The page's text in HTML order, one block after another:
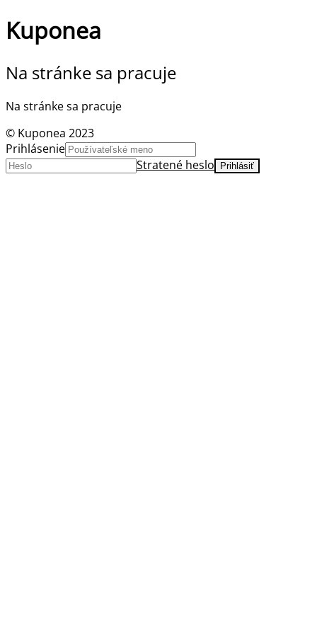
Kuponea
Na stránke sa pracuje
Na stránke sa pracuje
© Kuponea 2023
Prihlásenie
Stratené heslo